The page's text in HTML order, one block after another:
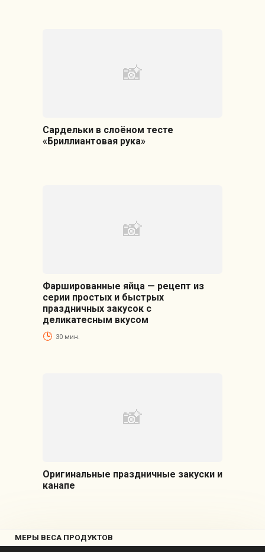
Сардельки в слоёном тесте
«Бриллиантовая рука»
Фаршированные яйца — рецепт из
серии простых и быстрых
праздничных закусок с
деликатесным вкусом
30 мин.
Оригинальные праздничные закуски и
канапе
МЕРЫ ВЕСА ПРОДУКТОВ